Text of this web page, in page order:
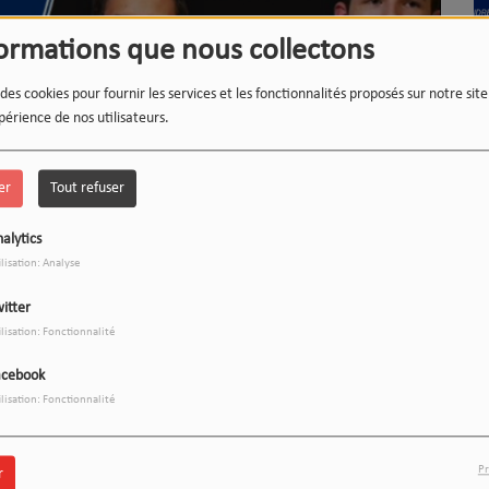
que nous collectons
cookies pour fournir les services et les fonctionnalités proposés sur notre
de nos utilisateurs.
Tout refuser
Analyse
Fonctionnalité
Fonctionnalité
des classements musicaux, et du talk